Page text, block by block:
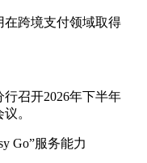
在跨境支付领域取得
召开2026年下半年
。
Go”服务能力